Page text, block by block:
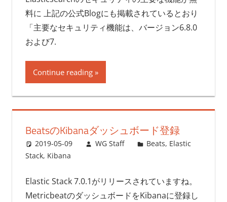
料に 上記の公式Blogにも掲載されているとおり
「主要なセキュリティ機能は、バージョン6.8.0
および7.
Continue reading
BeatsのKibanaダッシュボード登録
2019-05-09 WG Staff Beats, Elastic
Stack, Kibana
Elastic Stack 7.0.1がリリースされていますね。
MetricbeatのダッシュボードをKibanaに登録し